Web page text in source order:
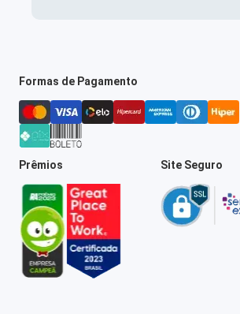
Formas de Pagamento
Prêmios Site Seguro